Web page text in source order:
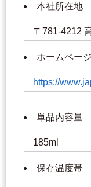
本社所在地
〒781-4212
ホームページ
https://
単品内容量
185ml
保存温度帯